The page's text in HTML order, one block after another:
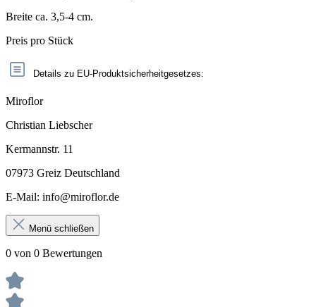
Breite ca. 3,5-4 cm.
Preis pro Stück
Details zu EU-Produktsicherheitgesetzes:
Miroflor
Christian Liebscher
Kermannstr. 11
07973 Greiz Deutschland
E-Mail: info@miroflor.de
Menü schließen
0 von 0 Bewertungen